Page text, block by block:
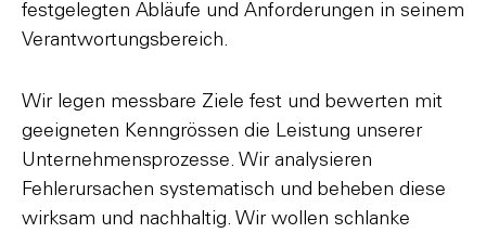
festgelegten Abläufe und Anforderungen in seinem
Verantwortungsbereich.
Wir legen messbare Ziele fest und bewerten mit
geeigneten Kenngrössen die Leistung unserer
Unternehmensprozesse. Wir analysieren
Fehlerursachen systematisch und beheben diese
wirksam und nachhaltig. Wir wollen schlanke